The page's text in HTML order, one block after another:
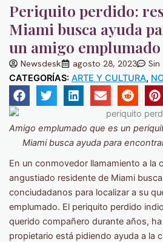
Periquito perdido:
Miami busca ayuda
un amigo emplumado
Newsdesk agosto 28, 2023
CATEGORÍAS: ARTE Y CULTURA,
Amigo emplumado que es un
Miami busca ayuda para
En un conmovedor llamamiento a la
angustiado residente de Miami
conciudadanos para localizar a su
emplumado. El periquito perdido
querido compañero durante años,
propietario está pidiendo ayuda a la